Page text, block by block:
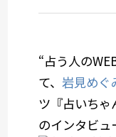
“占う人の
て、岩見めぐ
ツ『占いちゃ
のインタビュ
サステナビ
関西オフィス
社会デザイ